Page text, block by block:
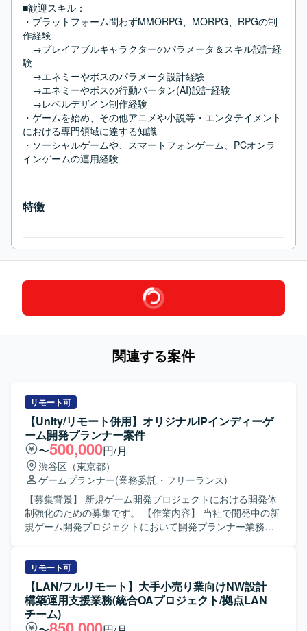
■歓迎スキル：
・プラットフォーム問わずMMORPG、MORPG、RPGの制
作経験
→プレイアブルキャラクターのパラメータ＆スキル設計経
験
→エネミーやボスのパラメータ設計経験
→エネミーやボスの行動パータン(AI)設計経験
→レベルデザイン制作経験
・ゲームを始め、その他アニメや小説等・エンタテイメント
における専門領域に達する知識
・ソーシャルゲームや、スマートフォンゲーム、PCオンラ
インゲームの運用経験
特徴
関連する案件
リモート可
【Unity/リモート併用】オリジナルIPインディーゲ
ーム開発プランナー案件
〜500,000円/月
渋谷区（東京都）
ゲームプランナー(業務委託・フリーランス)
【募集背景】 新規ゲーム開発プロジェクトにおける開発体
制強化のための募集です。 【作業内容】 当社で開発中の新
規ゲーム開発プロジェクトにおいて開発プランナー業務を
小規模なチームでの開発となり、将来的に他セクションや
新規タイトルを含めた他プロジェクトへの異動や、マネジ
メントへのミッション変更なども可能です。 【求める人物
像】 インディーゲームやアドベンチャーゲームへの強い興
味や知見をお持ちで、主体的に課題を発見し解決しながら
リモート可
【LAN/フルリモート】大手小売り業向けNW設計
構築運用支援業務(統合OAプロジェクト/拠点LAN
チーム)